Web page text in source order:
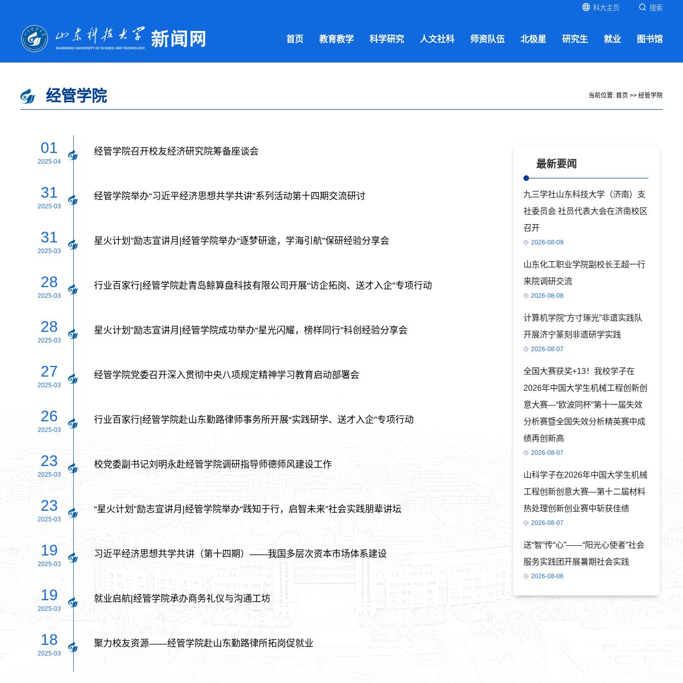
科大主页 搜索
首页 教育教学 科学研究 人文社科 师资队伍 北极星 研究生 就业 图书馆
经管学院 当前位置: 首页 >> 经管学院
01
2025-04
经管学院召开校友经济研究院筹备座谈会
31
2025-03
经管学院举办“习近平经济思想共学共讲”系列活动第十四期交流研讨
31
2025-03
星火计划”励志宣讲月|经管学院举办“逐梦研途，学海引航”保研经验分享会
28
2025-03
行业百家行|经管学院赴青岛鲸算盘科技有限公司开展“访企拓岗、送才入企”专项行动
28
2025-03
星火计划”励志宣讲月|经管学院成功举办“星光闪耀，榜样同行”科创经验分享会
27
2025-03
经管学院党委召开深入贯彻中央八项规定精神学习教育启动部署会
26
2025-03
行业百家行|经管学院赴山东勤路律师事务所开展“实践研学、送才入企”专项行动
23
2025-03
校党委副书记刘明永赴经管学院调研指导师德师风建设工作
23
2025-03
“星火计划”励志宣讲月|经管学院举办“践知于行，启智未来”社会实践朋辈讲坛
19
2025-03
习近平经济思想共学共讲（第十四期）——我国多层次资本市场体系建设
19
2025-03
就业启航|经管学院承办商务礼仪与沟通工坊
18
2025-03
聚力校友资源——经管学院赴山东勤路律所拓岗促就业
最新要闻
九三学社山东科技大学（济南）支
社委员会 社员代表大会在济南校区
召开
2026-08-09
山东化工职业学院副校长王超一行
来院调研交流
2026-08-08
计算机学院“方寸琢光”非遗实践队
开展济宁篆刻非遗研学实践
2026-08-07
全国大赛获奖+13！我校学子在
2026年中国大学生机械工程创新创
意大赛—“欧波同杯”第十一届失效
分析赛暨全国失效分析精英赛中成
绩再创新高
2026-08-07
山科学子在2026年中国大学生机械
工程创新创意大赛—第十二届材料
热处理创新创业赛中斩获佳绩
2026-08-07
送“智”传“心”——“阳光心使者”社会
服务实践团开展暑期社会实践
2026-08-06